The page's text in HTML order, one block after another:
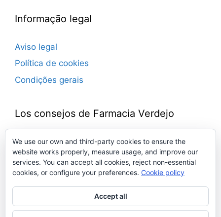
Informação legal
Aviso legal
Política de cookies
Condições gerais
Los consejos de Farmacia Verdejo
Blog de consejos farmacéuticos.
Novedades, trucos, ideas, remedios, noticias…
Todo sobre medicamentos, defensas,
cosmética, salud, bienestar…
Verdejo. Toda una vida junto a ti.
We use our own and third-party cookies to ensure the
website works properly, measure usage, and improve our
services. You can accept all cookies, reject non-essential
cookies, or configure your preferences. Cookie policy
Accept all